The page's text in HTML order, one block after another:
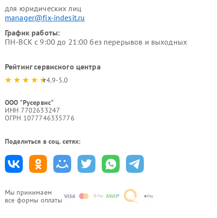
Мы принимаем
все формы оплаты
для юридических лиц
manager@fix-indesit.ru
График работы:
ПН-ВСК с 9:00 до 21:00 без перерывов и выходных
Рейтинг сервисного центра
4.9-5.0
ООО "Русервис"
ИНН 7702633247
ОГРН 1077746335776
Поделиться в соц. сетях: